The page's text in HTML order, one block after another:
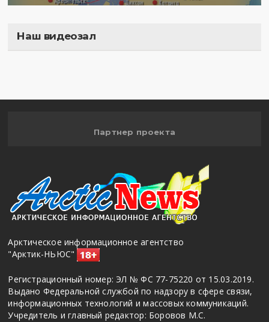
Наш видеозал
Партнер проекта
Арктическое информационное агентство
"Арктик-НЬЮС"
Регистрационный номер: ЭЛ № ФС 77-75220 от 15.03.2019.
Выдано Федеральной службой по надзору в сфере связи,
информационных технологий и массовых коммуникаций.
Учредитель и главный редактор: Боровов М.С.